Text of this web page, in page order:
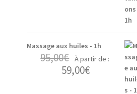
Massage aux huiles - 1h
95,00€ À partir de :
59,00€